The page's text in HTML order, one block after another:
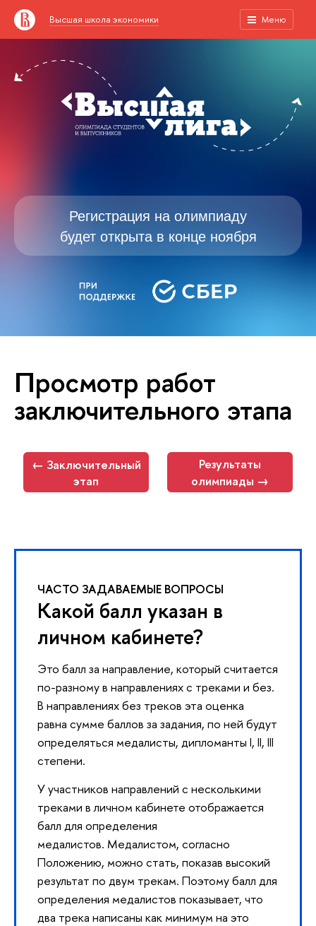
Высшая школа экономики Меню
Регистрация на олимпиаду
будет открыта в конце ноября
Просмотр работ
заключительного этапа
← Заключительный
этап
Результаты
олимпиады →
ЧАСТО ЗАДАВАЕМЫЕ ВОПРОСЫ
Какой балл указан в
личном кабинете?
Это балл за направление, который считается
по-разному в направлениях с треками и без.
В направлениях без треков эта оценка
равна сумме баллов за задания, по ней будут
определяться медалисты, дипломанты I, II, III
степени.
У участников направлений с несколькими
треками в личном кабинете отображается
балл для определения
медалистов. Медалистом, согласно
Положению, можно стать, показав высокий
результат по двум трекам. Поэтому балл для
определения медалистов показывает, что
два трека написаны как минимум на это